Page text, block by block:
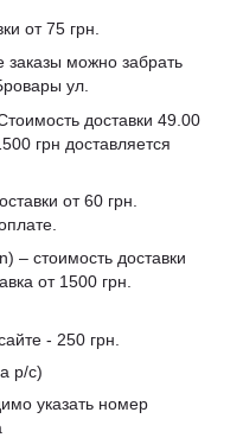
от 75 грн.
можно забрать
ул.
доставки 49.00
грн доставляется
от 60 грн.
– стоимость доставки
от 1500 грн.
- 250 грн.
р/с)
указать номер